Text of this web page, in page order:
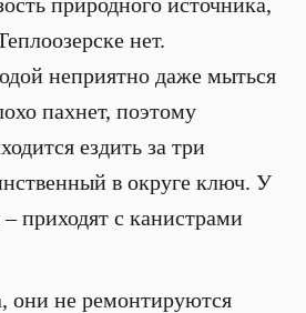
нет.
неприятно даже мыться
пахнет, поэтому
ездить за три
в округе ключ. У
приходят с канистрами
они не ремонтируются